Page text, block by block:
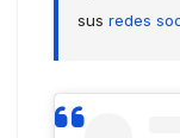
sus redes